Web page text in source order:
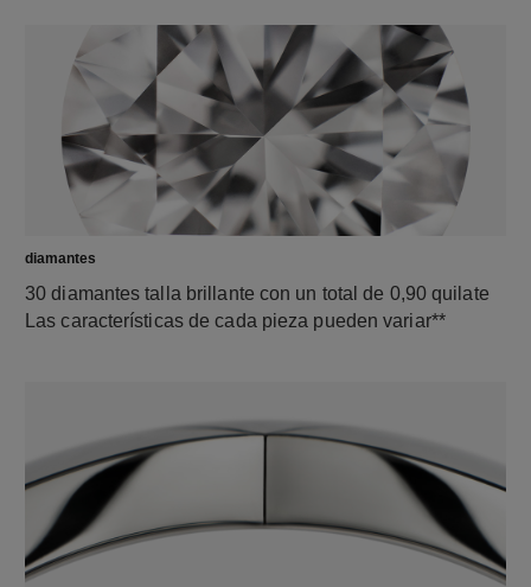
diamantes
30 diamantes talla brillante con un total de 0,90 quilate
Las características de cada pieza pueden variar**